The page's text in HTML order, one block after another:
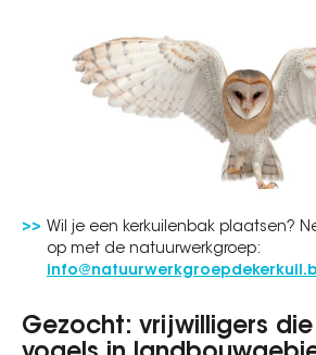
Wil je een kerkuilenbak plaatsen?
op met de natuurwerkgroep:
Gezocht: vrijwilligers